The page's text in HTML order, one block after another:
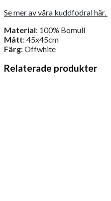
Se mer av våra kuddfodral här.
Material: 100% Bomull
Mått: 45x45cm
Färg: Offwhite
Relaterade produkter